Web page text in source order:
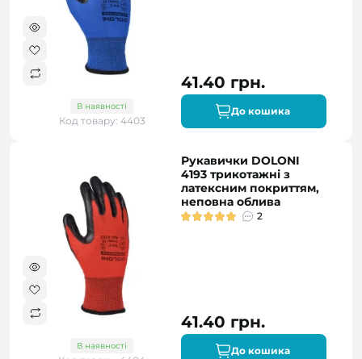
В наявності
Код товару: 4403
41.40 грн.
До кошика
В наявності
Рукавички DOLONI
4193 трикотажні з
латексним покриттям,
неповна облива
2
41.40 грн.
До кошика